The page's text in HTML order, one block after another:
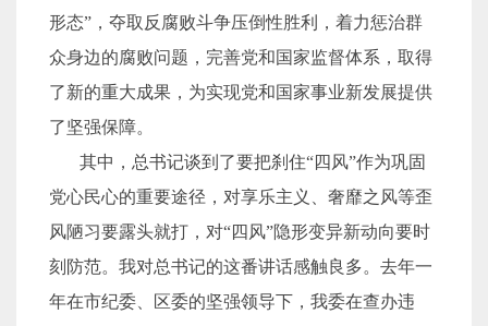
形态”，夺取反腐败斗争压倒性胜利，着力惩治群
众身边的腐败问题，完善党和国家监督体系，取得
了新的重大成果，为实现党和国家事业新发展提供
了坚强保障。
其中，总书记谈到了要把刹住“四风”作为巩固
党心民心的重要途径，对享乐主义、奢靡之风等歪
风陋习要露头就打，对“四风”隐形变异新动向要时
刻防范。我对总书记的这番讲话感触良多。去年一
年在市纪委、区委的坚强领导下，我委在查办违